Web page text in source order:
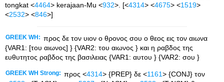
tongkat <4464> kerajaan-Mu <932>. [<4314> <4675> <1519>
<2532> <846>]
GREEK WH: προς δε τον υιον ο θρονος σου ο θεος εις τον αιωνα
{VAR1: [του αιωνος] } {VAR2: του αιωνος } και η ραβδος της
ευθυτητος ραβδος της βασιλειας {VAR1: αυτου } {VAR2: σου }
GREEK WH Strong: προς <4314> {PREP} δε <1161> {CONJ} τον